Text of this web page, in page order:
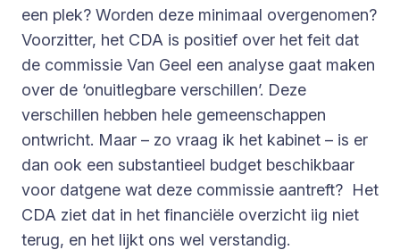
een plek? Worden deze minimaal overgenomen?
Voorzitter, het CDA is positief over het feit dat
de commissie Van Geel een analyse gaat maken
over de ‘onuitlegbare verschillen’. Deze
verschillen hebben hele gemeenschappen
ontwricht. Maar – zo vraag ik het kabinet – is er
dan ook een substantieel budget beschikbaar
voor datgene wat deze commissie aantreft? Het
CDA ziet dat in het financiële overzicht iig niet
terug, en het lijkt ons wel verstandig.